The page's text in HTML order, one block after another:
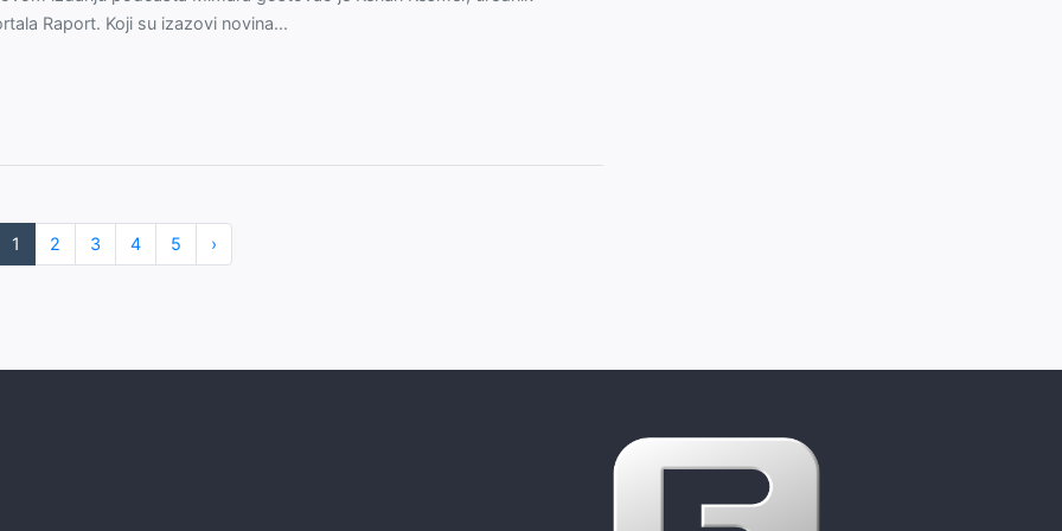
Raport. Koji su izazovi novina...
1 2 3 4 5 ›